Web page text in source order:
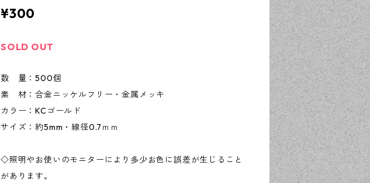
¥300
SOLD OUT
数 量：500個
素 材：合金ニッケルフリー・金属メッキ
カラー：KCゴールド
サイズ：約5mm・線径0.7ｍｍ
◇照明やお使いのモニターにより多少お色に誤差が生じること
があります。